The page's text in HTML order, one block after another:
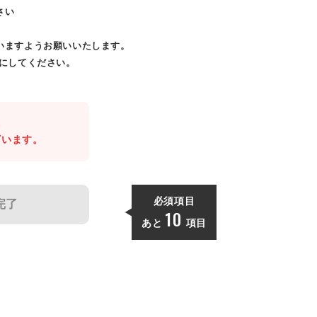
い
すようお願いいたします。
してください。
ます。
了 必須項目
あと 10 項目